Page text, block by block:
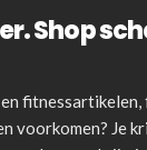
Shop
fitnessartikelen,
voorkomen? Je